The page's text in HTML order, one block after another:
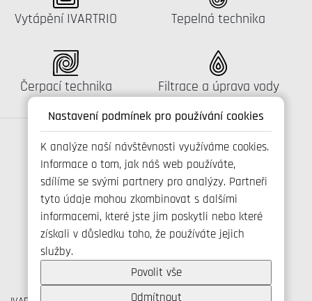
Nastavení podmínek pro používání cookies
K analýze naší návštěvnosti využíváme cookies.
Informace o tom, jak náš web používáte,
sdílíme se svými partnery pro analýzy. Partneři
tyto údaje mohou zkombinovat s dalšími
informacemi, které jste jim poskytli nebo které
získali v důsledku toho, že používáte jejich
služby.
Povolit vše
Odmítnout
Katalog:
Vytápění IVARTRIO Katalog:
Tepelná technika
Katalog:
Čerpací technika Katalog:
Filtrace a úprava vody
Spojte se s námi
+420 800 173 965
Ochrana osobních udajů
Cookies